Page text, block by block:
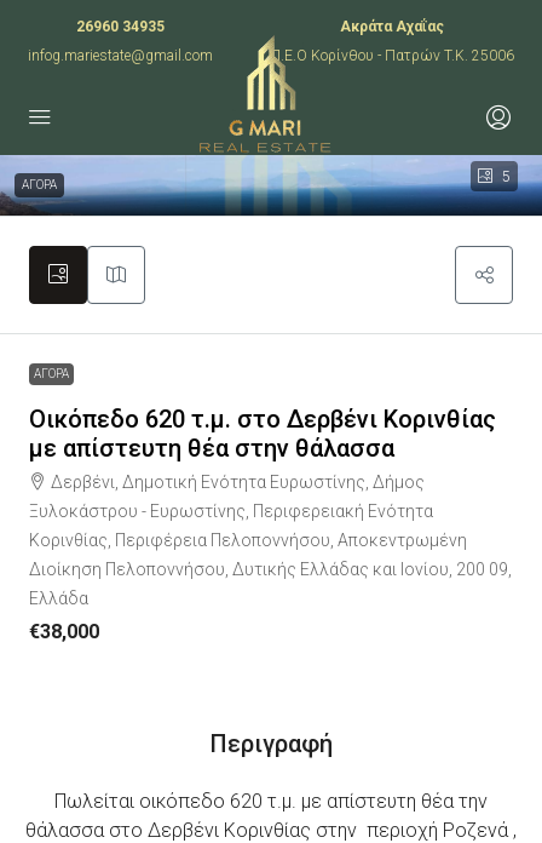
26960 34935
infog.mariestate@gmail.com
Ακράτα Αχαΐας
Π.Ε.Ο Κορίνθου - Πατρών T.K. 25006
5
ΑΓΟΡΑ
ΑΓΟΡΑ
Οικόπεδο 620 τ.μ. στο Δερβένι Κορινθίας
με απίστευτη θέα στην θάλασσα
Δερβένι, Δημοτική Ενότητα Ευρωστίνης, Δήμος
Ξυλοκάστρου - Ευρωστίνης, Περιφερειακή Ενότητα
Κορινθίας, Περιφέρεια Πελοποννήσου, Αποκεντρωμένη
Διοίκηση Πελοποννήσου, Δυτικής Ελλάδας και Ιονίου, 200 09,
Ελλάδα
€38,000
Περιγραφή
Πωλείται οικόπεδο 620 τ.μ. με απίστευτη θέα την
θάλασσα στο Δερβένι Κορινθίας στην περιοχή Ροζενά ,